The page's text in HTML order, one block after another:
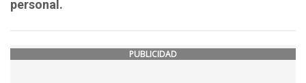
personal.
PUBLICIDAD